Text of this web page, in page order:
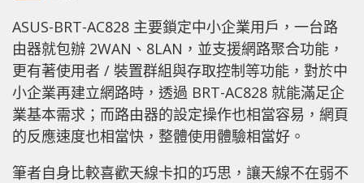
ASUS-BRT-AC828 主要鎖定中小企業用戶，一台路
由器就包辦 2WAN、8LAN，並支援網路聚合功能，
更有著使用者 / 裝置群組與存取控制等功能，對於中
小企業再建立網路時，透過 BRT-AC828 就能滿足企
業基本需求；而路由器的設定操作也相當容易，網頁
的反應速度也相當快，整體使用體驗相當好。
筆者自身比較喜歡天線卡扣的巧思，讓天線不在弱不